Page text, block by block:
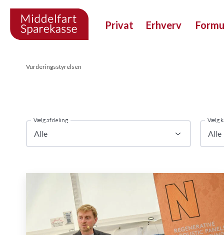
Privat Erhverv
Vurderingsstyrelsen
Vælg afdeling
Alle
Vælg
Alle